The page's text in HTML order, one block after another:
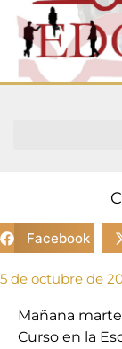
Facebook
5 de octubre de
Mañana
Curso en la